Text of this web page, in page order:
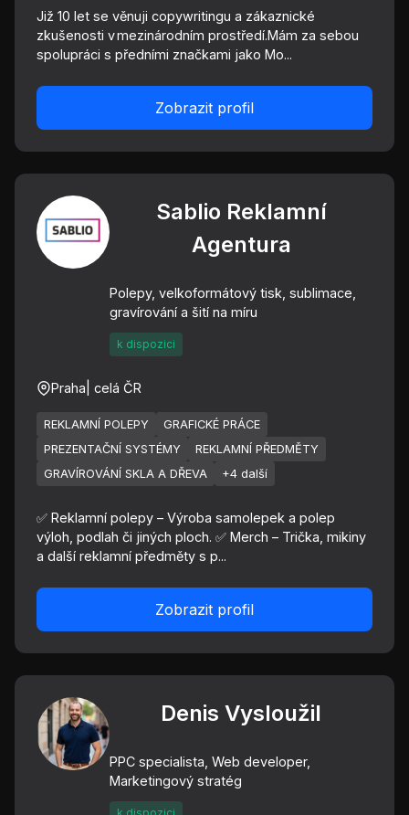
Již 10 let se věnuji copywritingu a zákaznické
zkušenosti v mezinárodním prostředí.Mám za sebou
spolupráci s předními značkami jako Mo...
Zobrazit profil
Sablio Reklamní
Agentura
Polepy, velkoformátový tisk, sublimace,
gravírování a šití na míru
k dispozici
Praha | celá ČR
REKLAMNÍ POLEPY
GRAFICKÉ PRÁCE
PREZENTAČNÍ SYSTÉMY
REKLAMNÍ PŘEDMĚTY
GRAVÍROVÁNÍ SKLA A DŘEVA
+4 další
✅ Reklamní polepy – Výroba samolepek a polep
výloh, podlah či jiných ploch. ✅ Merch – Trička, mikiny
a další reklamní předměty s p...
Zobrazit profil
Denis Vysloužil
PPC specialista, Web developer,
Marketingový stratég